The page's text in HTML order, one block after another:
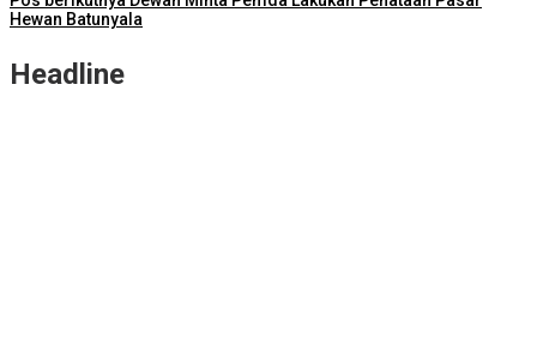
Hewan Batunyala
Headline